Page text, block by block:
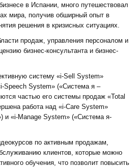
в Испании, много путешествовал
мира, получив обширный опыт в
решения в кризисных ситуациях.
продаж, управления персоналом и
бизнес-консультанта и бизнес-
систему «i-Sell System»
Speech System» («Система я –
частью его системы продаж «Total
работа над «i-Care System»
и «i-Manage System» («Система я-
по активным продажам,
клиентов, которые можно
обучения, что позволит повысить